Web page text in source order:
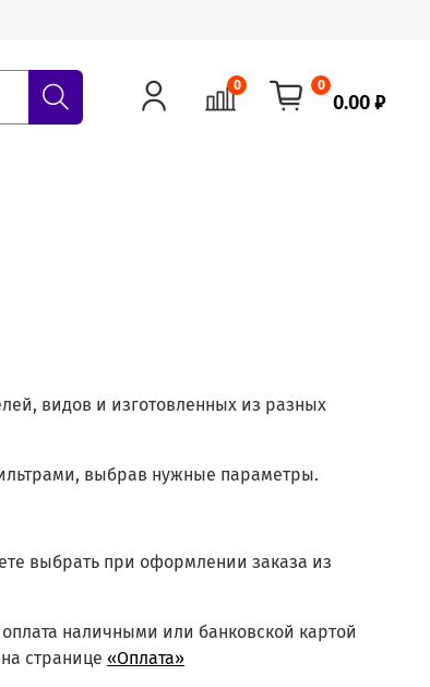
0 0
0.00 ₽
видов и изготовленных из разных
выбрав нужные параметры.
выбрать при оформлении заказа из
наличными или банковской картой
странице«Оплата»